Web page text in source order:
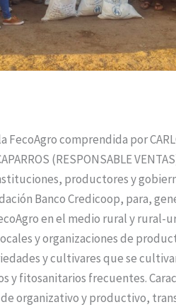
comprendida por
(RESPONSABLE
productores y
Banco Credicoop, para,
en el medio rural y rural-
y organizaciones de
y cultivares que se
fitosanitarios frecuentes.
organizativo y productivo,